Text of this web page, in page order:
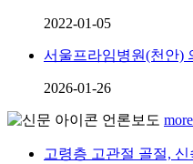
2022-01-05
서울프라임병원(천안)
2026-01-26
언론보도
고령층 고관절 골절,